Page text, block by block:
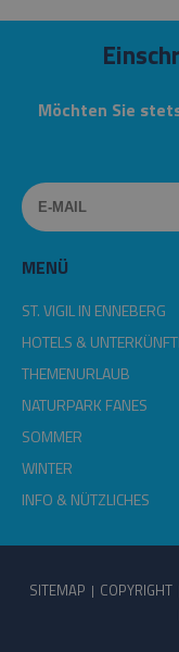
Möchten Sie
MENÜ
ST. VIGIL IN ENNEBERG
HOTELS &
THEMENURLAUB
NATURPARK FANES
SOMMER
WINTER
INFO & NÜTZLICHES
SITEMAP COPYRIGHT